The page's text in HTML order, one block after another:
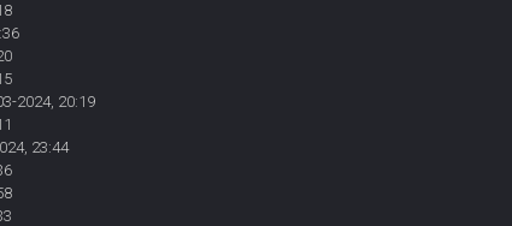
2024, 20:19
23:44